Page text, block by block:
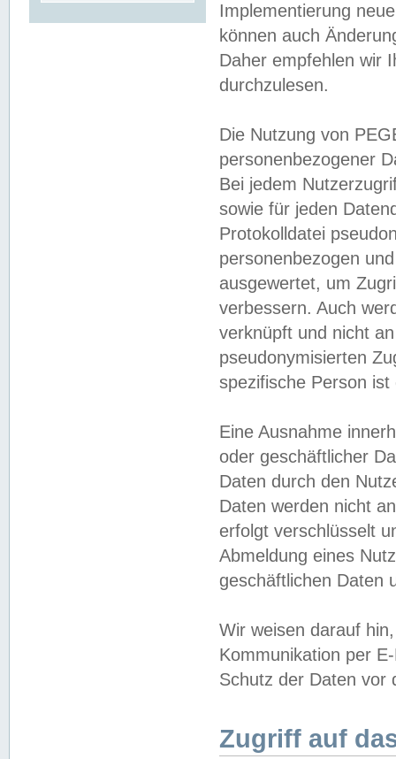
Implementierung
können auch
Daher empfehlen wir
durchzulesen.
Die Nutzung von
personenbezogener
Bei jedem
sowie für jeden
Protokolldatei
personenbezogen
ausgewertet, um
verbessern. Auch
verknüpft und nicht
pseudonymisierten
spezifische Person
Eine Ausnahme
oder geschäftlicher
Daten durch den
Daten werden nicht
erfolgt verschlüsselt
Abmeldung eines
geschäftlichen Daten
Wir weisen darauf
Kommunikation per
Schutz der Daten vor
Zugriff auf